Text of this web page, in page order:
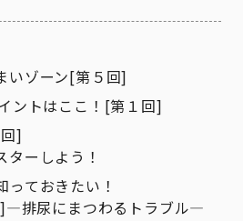
いゾーン[第５回]
ントはここ！[第１回]
]
ーしよう！
っておきたい！
排尿にまつわるトラブル―